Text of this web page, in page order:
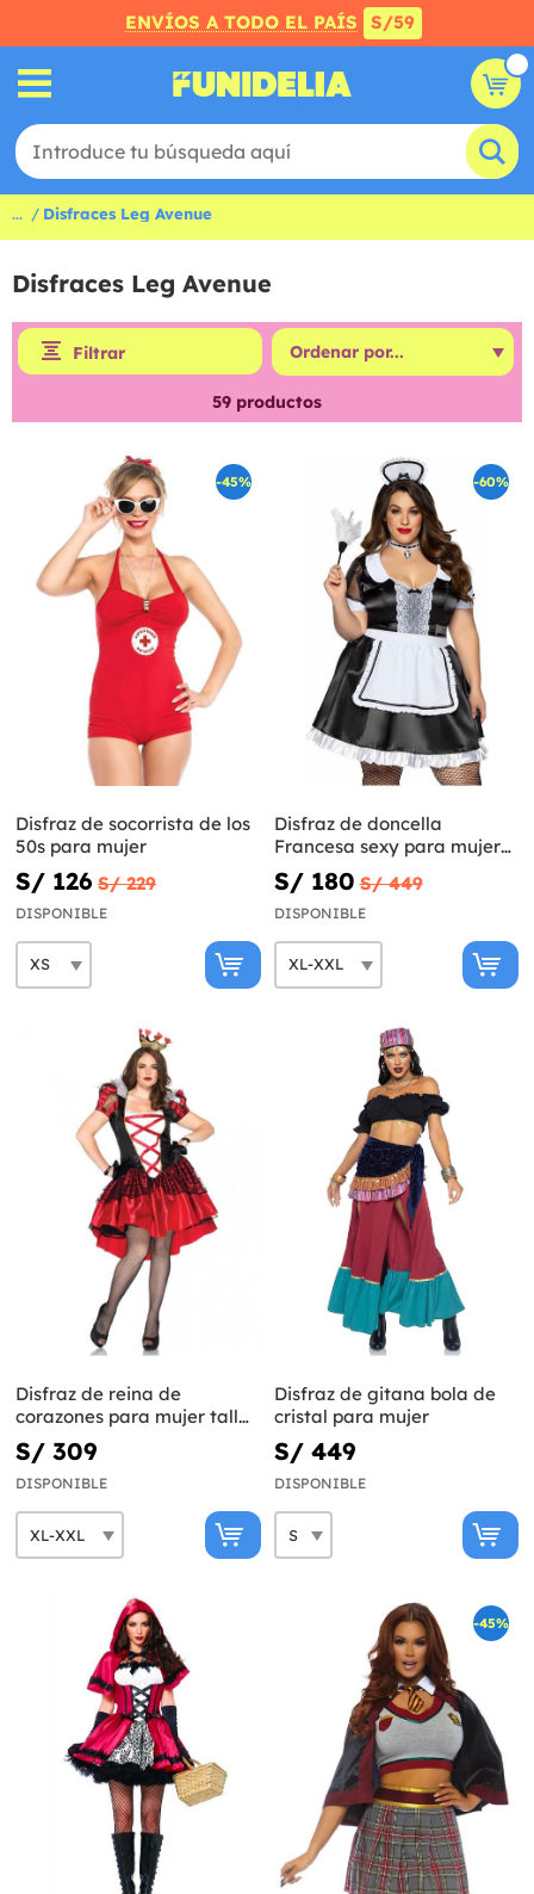
ENVÍOS A TODO EL PAÍS S/59
... Disfraces Leg Avenue
Disfraces Leg Avenue
Filtrar
59 productos
-45%
Disfraz de socorrista de los
50s para mujer
S/ 126 S/ 229
DISPONIBLE
-60%
Disfraz de doncella
Francesa sexy para mujer
talla grande
S/ 180 S/ 449
DISPONIBLE
Disfraz de reina de
corazones para mujer talla
grande
S/ 309
DISPONIBLE
Disfraz de gitana bola de
cristal para mujer
S/ 449
DISPONIBLE
-45%